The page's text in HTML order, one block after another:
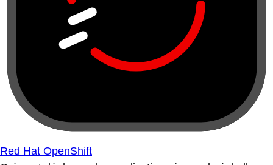
Red Hat OpenShift